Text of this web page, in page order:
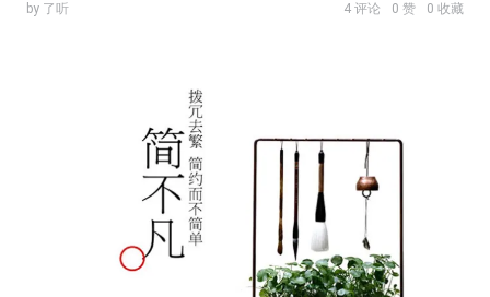
by 了听 4 评论 0 赞 0 收藏